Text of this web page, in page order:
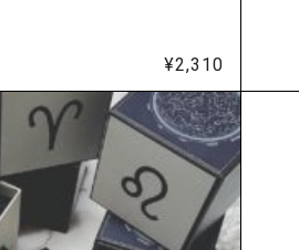
¥2,310